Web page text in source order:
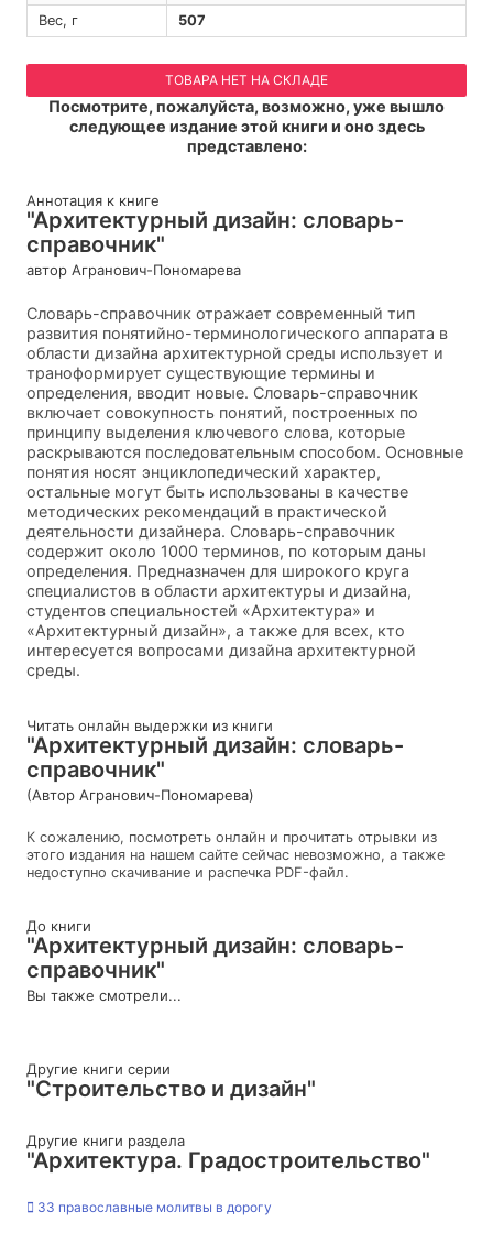
Вес, г
507
ТОВАРА НЕТ НА СКЛАДЕ
Посмотрите, пожалуйста, возможно, уже вышло
следующее издание этой книги и оно здесь
представлено:
Аннотация к книге
"Архитектурный дизайн: словарь-
справочник"
автор Агранович-Пономарева
Словарь-справочник отражает современный тип
развития понятийно-терминологического аппарата в
области дизайна архитектурной среды использует и
траноформирует существующие термины и
определения, вводит новые. Словарь-справочник
включает совокупность понятий, построенных по
принципу выделения ключевого слова, которые
раскрываются последовательным способом. Основные
понятия носят энциклопедический характер,
остальные могут быть использованы в качестве
методических рекомендаций в практической
деятельности дизайнера. Словарь-справочник
содержит около 1000 терминов, по которым даны
определения. Предназначен для широкого круга
специалистов в области архитектуры и дизайна,
студентов специальностей «Архитектура» и
«Архитектурный дизайн», а также для всех, кто
интересуется вопросами дизайна архитектурной
среды.
Читать онлайн выдержки из книги
"Архитектурный дизайн: словарь-
справочник"
(Автор Агранович-Пономарева)
К сожалению, посмотреть онлайн и прочитать отрывки из
этого издания на нашем сайте сейчас невозможно, а также
недоступно скачивание и распечка PDF-файл.
До книги
"Архитектурный дизайн: словарь-
справочник"
Вы также смотрели...
Другие книги серии
"Строительство и дизайн"
Другие книги раздела
"Архитектура. Градостроительство"
33 православные молитвы в дорогу